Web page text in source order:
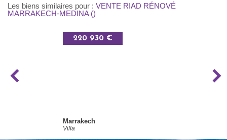
Les biens similaires pour : VENTE RIAD RÉNOVÉ
MARRAKECH-MEDINA ()
220 930 €
Marrakech
Villa